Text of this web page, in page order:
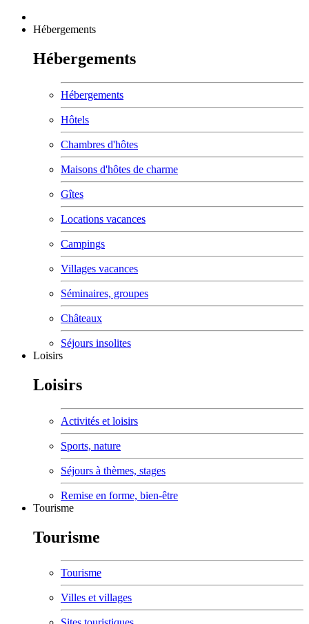
Hébergements
Hébergements
Hébergements
Hôtels
Chambres d'hôtes
Maisons d'hôtes de charme
Gîtes
Locations vacances
Campings
Villages vacances
Séminaires, groupes
Châteaux
Séjours insolites
Loisirs
Loisirs
Activités et loisirs
Sports, nature
Séjours à thèmes, stages
Remise en forme, bien-être
Tourisme
Tourisme
Tourisme
Villes et villages